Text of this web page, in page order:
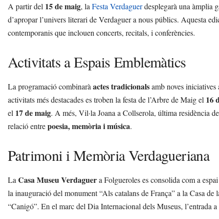
A partir del 15 de maig, laFesta Verdaguerdesplegarà una àmplia
d’apropar l’univers literari de Verdaguer a nous públics. Aquesta
contemporanis que inclouen concerts, recitals, i conferències.
Activitats a Espais Emblemàtics
La programació combinaràactes tradicionalsamb noves
activitats més destacades es troben la festa de l’Arbre de Maig el 16
el 17 de maig. A més, Vil·la Joana a Collserola, última residència
relació entrepoesia, memòria i música.
Patrimoni i Memòria Verdagueriana
LaCasa Museu Verdaguera Folgueroles es consolida com a
la inauguració del monument “Als catalans de França” a la Casa
“Canigó”. En el marc del Dia Internacional dels Museus, l’entrada